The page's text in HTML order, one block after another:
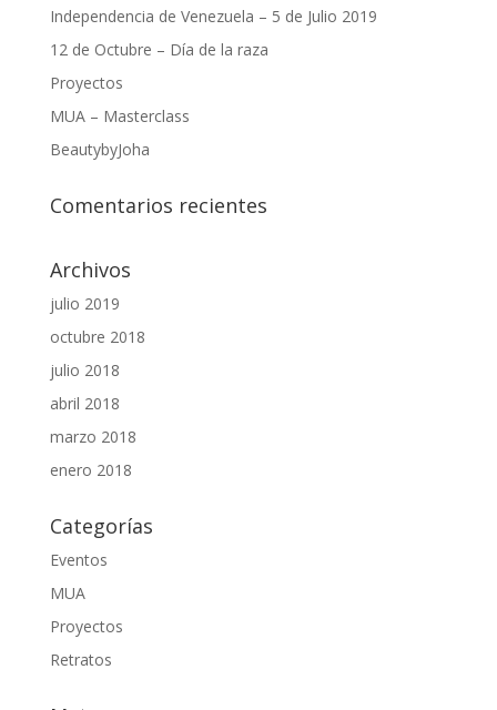
Independencia de Venezuela – 5 de Julio 2019
12 de Octubre – Día de la raza
Proyectos
MUA – Masterclass
BeautybyJoha
Comentarios recientes
Archivos
julio 2019
octubre 2018
julio 2018
abril 2018
marzo 2018
enero 2018
Categorías
Eventos
MUA
Proyectos
Retratos